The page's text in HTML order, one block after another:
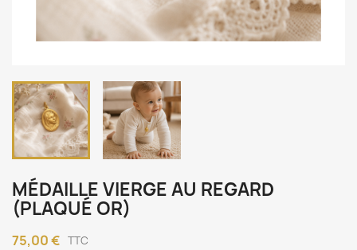
MÉDAILLE VIERGE AU REGARD
(PLAQUÉ OR)
75,00 € TTC